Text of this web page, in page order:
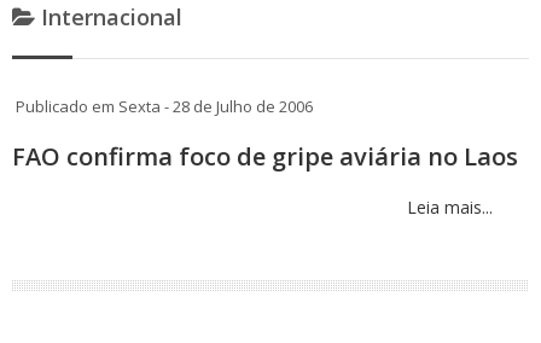
Internacional
Publicado em Sexta - 28 de Julho de 2006
FAO confirma foco de gripe aviária no Laos
Leia mais...